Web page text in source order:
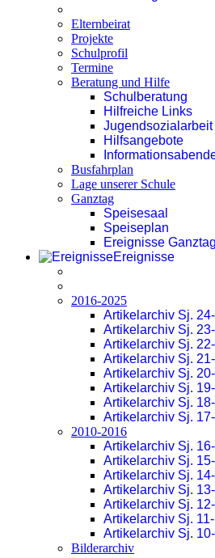
Elternbeirat
Projekte
Schulprofil
Termine
Beratung und Hilfe
Schulberatung
Hilfreiche Links
Hilfsangebote
Busfahrplan
Lage unserer Schule
Ganztag
Speisesaal
Speiseplan
Ereignisse Ganztag
Ereignisse
2016-2025
Artikelarchiv Sj.
Artikelarchiv Sj.
Artikelarchiv Sj.
Artikelarchiv Sj.
Artikelarchiv Sj.
Artikelarchiv Sj.
Artikelarchiv Sj.
Artikelarchiv Sj.
2010-2016
Artikelarchiv Sj.
Artikelarchiv Sj.
Artikelarchiv Sj.
Artikelarchiv Sj.
Artikelarchiv Sj.
Artikelarchiv Sj.
Artikelarchiv Sj.
Bilderarchiv